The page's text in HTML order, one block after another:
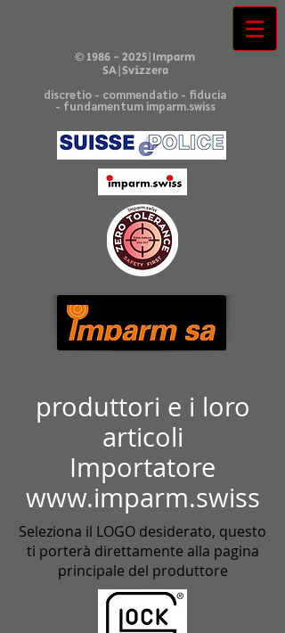
©1986 - 2025|Imparm
SA|Svizzera
discretio - commendatio - fiducia
- fundamentum imparm.swiss
produttori e i loro
articoli
Importatore
www.imparm.swiss
Seleziona il LOGO desiderato, questo
ti porterà direttamente alla pagina
principale del produttore